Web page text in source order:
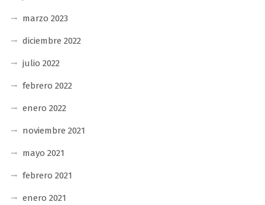
marzo 2023
diciembre 2022
julio 2022
febrero 2022
enero 2022
noviembre 2021
mayo 2021
febrero 2021
enero 2021